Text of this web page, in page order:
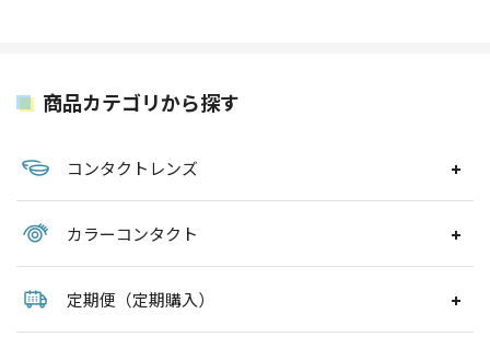
商品カテゴリから探す
コンタクトレンズ
カラーコンタクト
定期便（定期購入）